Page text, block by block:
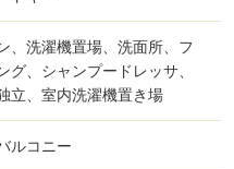
、洗濯機置場、洗面所、フ
グ、シャンプードレッサ、
立、室内洗濯機置き場
ルコニー